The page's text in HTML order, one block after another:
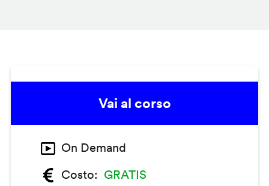
Vai al corso
On Demand
Costo
GRATIS